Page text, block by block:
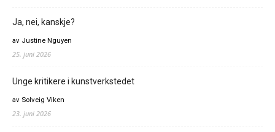
Ja, nei, kanskje?
av Justine Nguyen
25. juni 2026
Unge kritikere i kunstverkstedet
av Solveig Viken
23. juni 2026